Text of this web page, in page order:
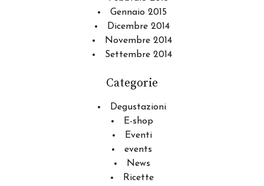
Gennaio 2015
Dicembre 2014
Novembre 2014
Settembre 2014
Categorie
Degustazioni
E-shop
Eventi
events
News
Ricette